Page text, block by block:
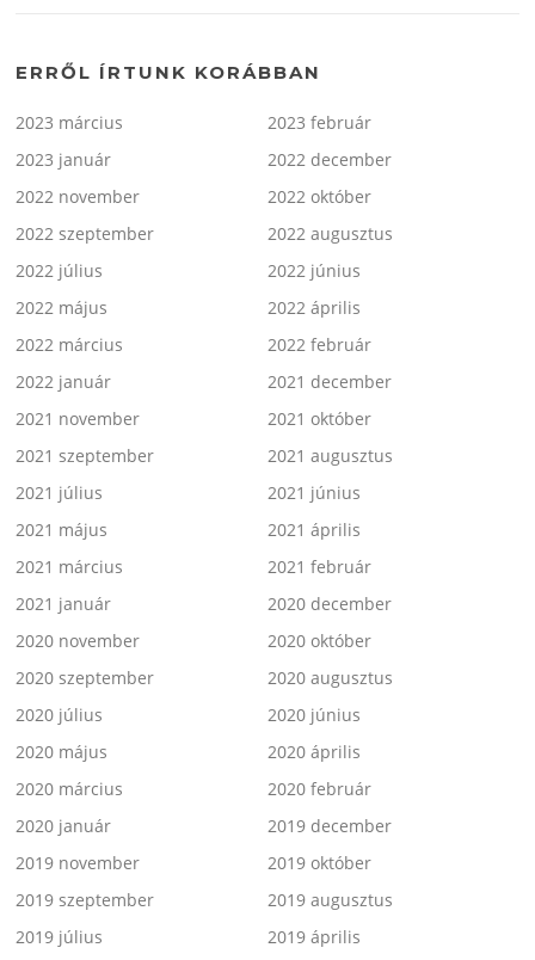
ERRŐL ÍRTUNK KORÁBBAN
2023 március
2023 február
2023 január
2022 december
2022 november
2022 október
2022 szeptember
2022 augusztus
2022 július
2022 június
2022 május
2022 április
2022 március
2022 február
2022 január
2021 december
2021 november
2021 október
2021 szeptember
2021 augusztus
2021 július
2021 június
2021 május
2021 április
2021 március
2021 február
2021 január
2020 december
2020 november
2020 október
2020 szeptember
2020 augusztus
2020 július
2020 június
2020 május
2020 április
2020 március
2020 február
2020 január
2019 december
2019 november
2019 október
2019 szeptember
2019 augusztus
2019 július
2019 április